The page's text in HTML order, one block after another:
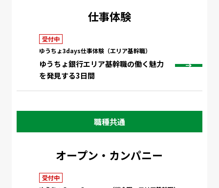
仕事体験
受付中
ゆうちょ3days仕事体験（エリア基幹職）
ゆうちょ銀行エリア基幹職の働く魅力
を発見する3日間
職種共通
オープン・カンパニー
受付中